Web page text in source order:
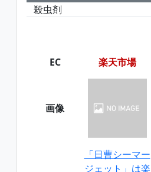
殺虫剤
EC 楽天市場
画像
「日曹シーマー
ジェット」は楽